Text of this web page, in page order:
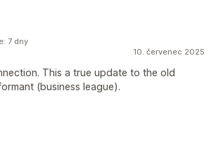
10. červenec 2025
This a true update to the old
(business league).
7 dny